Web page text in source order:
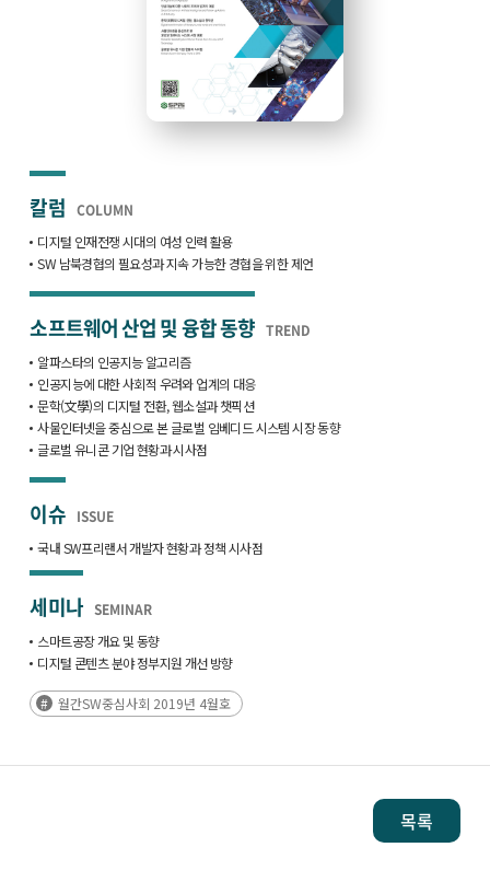
칼럼 COLUMN
디지털 인재전쟁 시대의 여성 인력 활용
SW 남북경협의 필요성과 지속 가능한 경협을 위한 제언
소프트웨어 산업 및 융합 동향 TREND
알파스타의 인공지능 알고리즘
인공지능에 대한 사회적 우려와 업계의 대응
문학(文學)의 디지털 전환, 웹소설과 챗픽션
사물인터넷을 중심으로 본 글로벌 임베디드 시스템 시장 동향
글로벌 유니콘 기업 현황과 시사점
이슈 ISSUE
국내 SW프리랜서 개발자 현황과 정책 시사점
세미나 SEMINAR
스마트공장 개요 및 동향
디지털 콘텐츠 분야 정부지원 개선 방향
월간SW중심사회 2019년 4월호
목록